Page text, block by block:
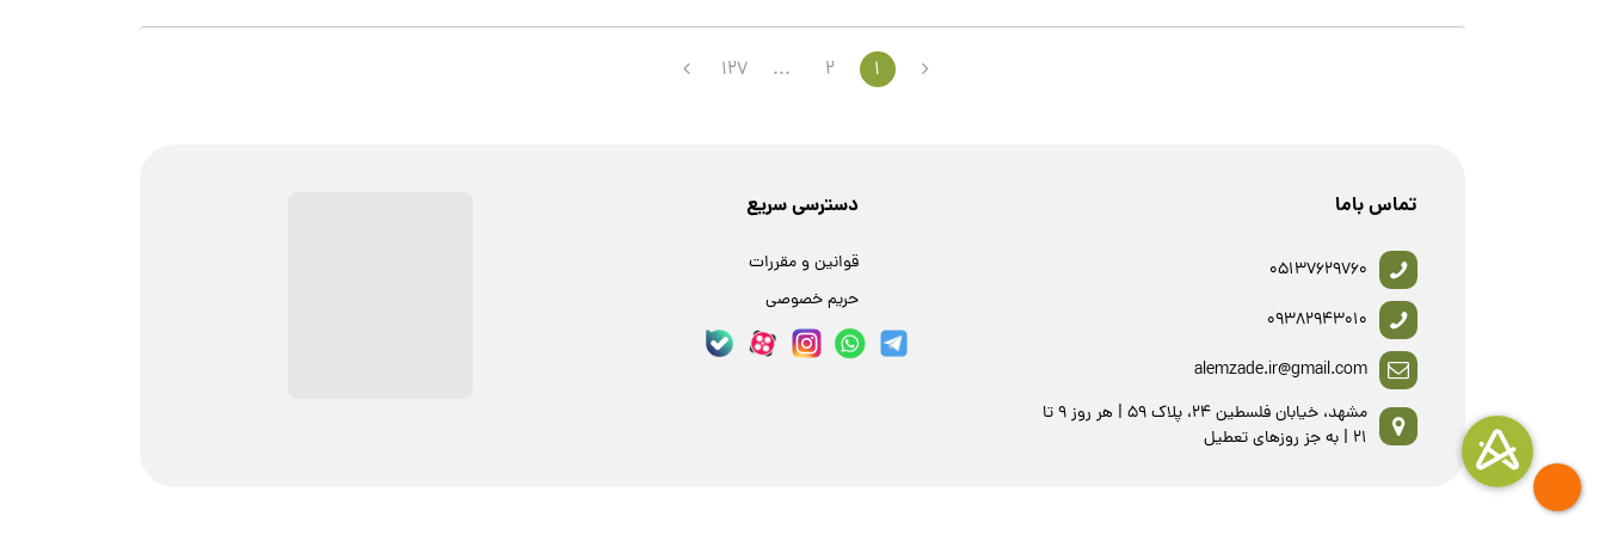
1
2
...
127
تماس باما
05137629760
09382943010
alemzade.ir@gmail.com
مشهد، خیابان فلسطین 24، پلاک 59 | هر روز 9 تا
21 | به جز روزهای تعطیل
دسترسی سریع
قوانین و مقررات
حریم خصوصی